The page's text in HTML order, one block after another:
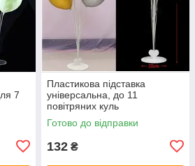
7
Пластикова підставка
універсальна, до 11
повітряних куль
Готово до відправки
132 ₴